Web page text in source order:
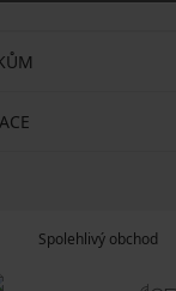
Spolehlivý obchod